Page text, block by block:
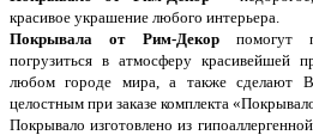
красивое украшение любого интерьера.
Покрывала от Рим-Декорпомогут
погрузиться в атмосферу красивейшей
любом городе мира, а также сделают
целостным при заказе комплекта
Покрывало изготовлено из